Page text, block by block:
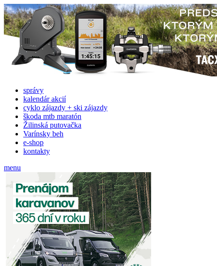
správy
kalendár akcií
cyklo zájazdy + ski zájazdy
škoda mtb maratón
Žilinská putovačka
Varínsky beh
e-shop
kontakty
menu